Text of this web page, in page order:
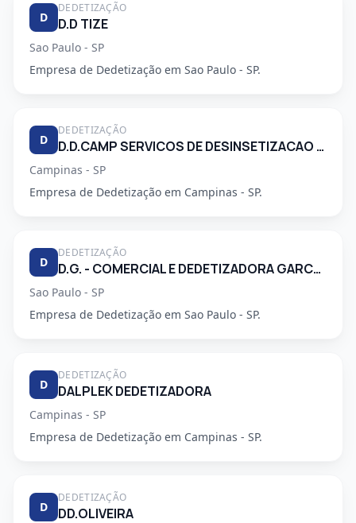
D
DEDETIZAÇÃO
D.D TIZE
Sao Paulo - SP
Empresa de Dedetização em Sao Paulo - SP.
D
DEDETIZAÇÃO
D.D.CAMP SERVICOS DE DESINSETIZACAO LTDA.
Campinas - SP
Empresa de Dedetização em Campinas - SP.
D
DEDETIZAÇÃO
D.G. - COMERCIAL E DEDETIZADORA GARCA LTDA
Sao Paulo - SP
Empresa de Dedetização em Sao Paulo - SP.
D
DEDETIZAÇÃO
DALPLEK DEDETIZADORA
Campinas - SP
Empresa de Dedetização em Campinas - SP.
D
DEDETIZAÇÃO
DD.OLIVEIRA